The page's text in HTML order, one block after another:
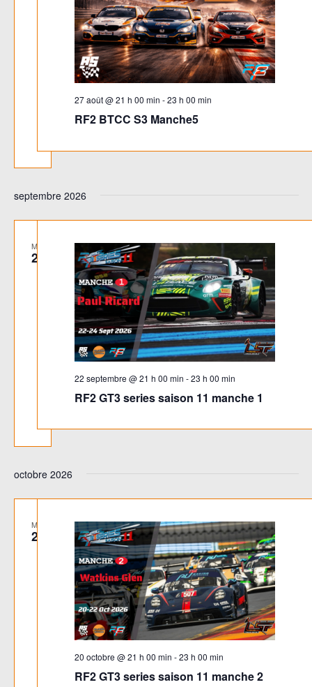
RF2 BTCC S3 Manche5
27 août @ 21 h 00 min -23 h 00 min
septembre 2026
MAR
22
RF2 GT3 series saison 11 manche 1
22 septembre @ 21 h 00 min -23 h 00 min
octobre 2026
MAR
20
RF2 GT3 series saison 11 manche 2
20 octobre @ 21 h 00 min -23 h 00 min